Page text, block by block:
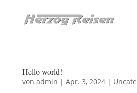
Hello world!
von admin | Apr. 3, 2024|